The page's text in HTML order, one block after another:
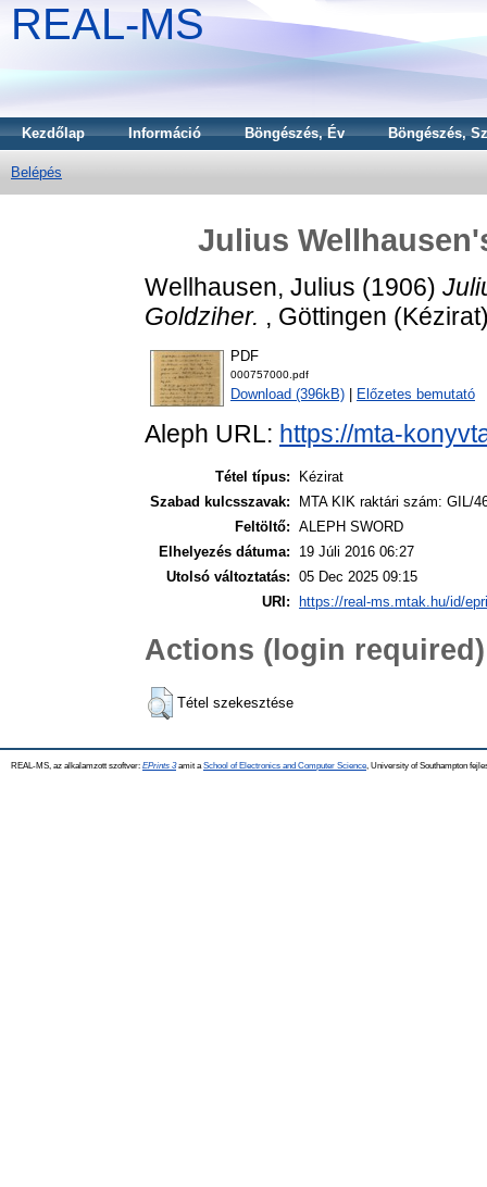
REAL-MS
Kezdőlap Információ Böngészés, Év Böngészés,
Belépés
Julius
Wellhausen, Julius (1906)
Goldziher. , Göttingen
PDF
000757000.pdf
Download (396kB) Előzetes bemutató
Aleph URL: https://mta-
Tétel típus:
Kézirat
Szabad kulcsszavak:
MTA KIK raktári szám: GIL/
Feltöltő: ALEPH SWORD
Elhelyezés dátuma:
19 Júli 2016 06:27
Utolsó változtatás: 05 Dec 2025 09:15
URI:
https://real-ms.mtak.hu/id/
Actions (login required)
Tétel szekesztése
REAL-MS, az alkalamzott szoftver: EPrints 3amit a School of Electronics and Computer Science , University of Southampton